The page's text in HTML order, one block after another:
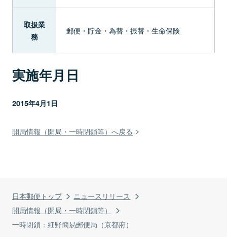
日本郵便トップ
ニュースリリース
開局情報（開局・一時閉鎖等）
一時閉鎖：細野簡易郵便局（京都府）
取扱業
務
郵便・貯金・為替・振替・生命保険
実施年月日
2015年4月1日
開局情報（開局・一時閉鎖等）へ戻る